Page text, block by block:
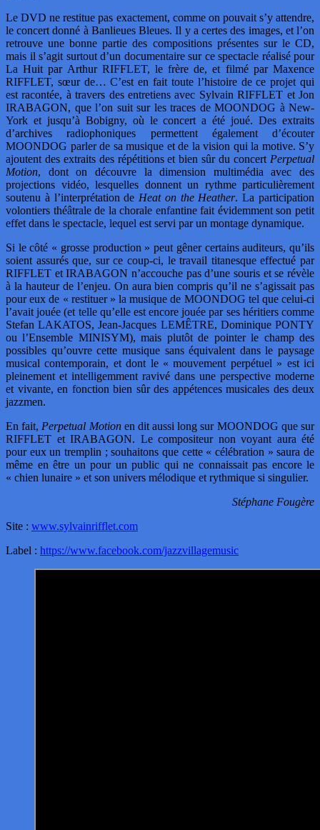
Le DVD ne restitue pas exactement, comme on pouvait s’y attendre,
le concert donné à Banlieues Bleues. Il y a certes des images, et l’on
retrouve une bonne partie des compositions présentes sur le CD,
mais il s’agit surtout d’un documentaire sur ce spectacle réalisé pour
La Huit par Arthur RIFFLET, le frère de, et filmé par Maxence
RIFFLET, sœur de… C’est en fait toute l’histoire de ce projet qui
est racontée, à travers des entretiens avec Sylvain RIFFLET et Jon
IRABAGON, que l’on suit sur les traces de MOONDOG à New-
York et jusqu’à Bobigny, où le concert a été joué. Des extraits
d’archives radiophoniques permettent également d’écouter
MOONDOG parler de sa musique et de la vision qui la motive. S’y
ajoutent des extraits des répétitions et bien sûr du concert Perpetual
Motion, dont on découvre la dimension multimédia avec des
projections vidéo, lesquelles donnent un rythme particulièrement
soutenu à l’interprétation de Heat on the Heather. La participation
volontiers théâtrale de la chorale enfantine fait évidemment son petit
effet dans le spectacle, lequel est servi par un montage dynamique.
Si le côté « grosse production » peut gêner certains auditeurs, qu’ils
soient assurés que, sur ce coup-ci, le travail titanesque effectué par
RIFFLET et IRABAGON n’accouche pas d’une souris et se révèle
à la hauteur de l’enjeu. On aura bien compris qu’il ne s’agissait pas
pour eux de « restituer » la musique de MOONDOG tel que celui-ci
l’avait jouée (et telle qu’elle est encore jouée par ses héritiers comme
Stefan LAKATOS, Jean-Jacques LEMÊTRE, Dominique PONTY
ou l’Ensemble MINISYM), mais plutôt de pointer le champ des
possibles qu’ouvre cette musique sans équivalent dans le paysage
musical contemporain, et dont le « mouvement perpétuel » est ici
pleinement et intelligemment ravivé dans une perspective moderne
et vivante, en fonction bien sûr des appétences musicales des deux
jazzmen.
En fait, Perpetual Motionen dit aussi long sur MOONDOG que sur
RIFFLET et IRABAGON. Le compositeur non voyant aura été
pour eux un tremplin ; souhaitons que cette « célébration » saura de
même en être un pour un public qui ne connaissait pas encore le
« chien lunaire » et son univers mélodique et rythmique si singulier.
Stéphane Fougère
Site : www.sylvainrifflet.com
Label : https://www.facebook.com/jazzvillagemusic